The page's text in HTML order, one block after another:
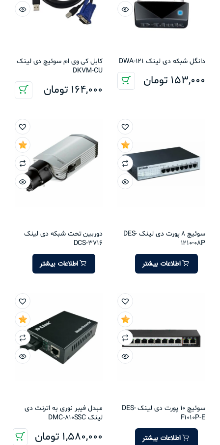
دانگل شبکه دی لینک DWA-121
153,000 تومان
کابل کی وی ام سوئیچ دی لینک
DKVM-CU
164,000 تومان
سوئیچ 8 پورت دی لینک DES-
1210-08P
اطلاعات بیشتر
دوربین تحت شبکه دی لینک
DCS-3716
اطلاعات بیشتر
سوئیچ 10 پورت دی لینک DES-
F1010P-E
اطلاعات بیشتر
مبدل فیبر نوری به اترنت دی
لینک DMC-810SSC
1,580,000 تومان